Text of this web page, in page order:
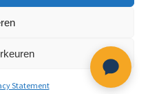
Statement